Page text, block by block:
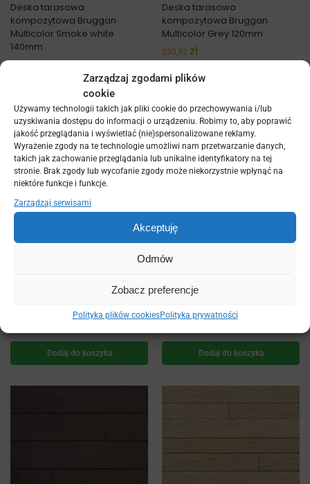
Zarządzaj zgodami plików
cookie
Używamy technologii takich jak pliki cookie do przechowywania i/lub
uzyskiwania dostępu do informacji o urządzeniu. Robimy to, aby poprawić
jakość przeglądania i wyświetlać (nie)spersonalizowane reklamy.
Wyrażenie zgody na te technologie umożliwi nam przetwarzanie danych,
takich jak zachowanie przeglądania lub unikalne identyfikatory na tej
stronie. Brak zgody lub wycofanie zgody może niekorzystnie wpłynąć na
niektóre funkcje i funkcje.
Zarządzaj serwisami
Akceptuję
Odmów
Zobacz preferencje
Polityka plików cookiesPolityka prywatności
Deska tarasowa
kompozytowa Bruggan
Multicolor Smoke white
140mm
zł
Dodaj do koszyka
Deska tarasowa
kompozytowa Bruggan
Multicolor Grey 120mm
250,92 zł
kompozytowa Bruggan
Dodaj do koszyka
kompozytowa Bruggan
Dodaj do koszyka